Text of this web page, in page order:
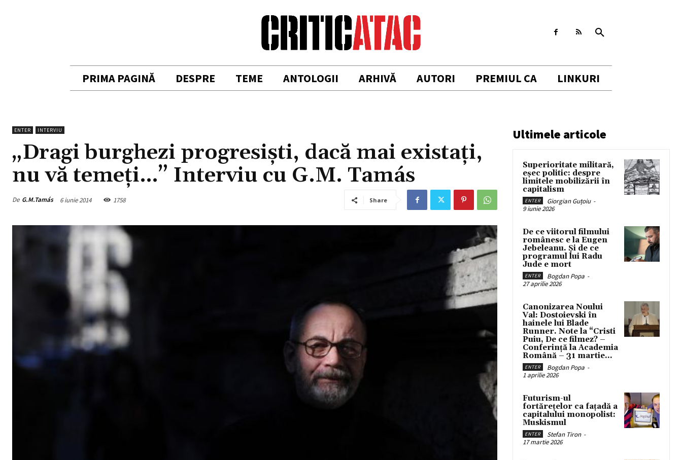
PRIMA PAGINĂ DESPRE TEME ANTOLOGII ARHIVĂ AUTORI PREMIUL CA LINKURI
ENTER INTERVIU
„Dragi burghezi progresiști, dacă mai existați,
nu vă temeți…” Interviu cu G.M. Tamás
De G.M.Tamás 6 iunie 2014 1758 Share
Ultimele articole
Superioritate militară,
eșec politic: despre
limitele mobilizării în
capitalism
ENTER Giorgian Guțoiu -
9 iunie 2026
De ce viitorul filmului
românesc e la Eugen
Jebeleanu. Și de ce
programul lui Radu
Jude e mort
ENTER Bogdan Popa -
27 aprilie 2026
Canonizarea Noului
Val: Dostoievski în
hainele lui Blade
Runner. Note la “Cristi
Puiu, De ce filmez? –
Conferință la Academia
Română – 31 martie...
ENTER Bogdan Popa -
1 aprilie 2026
Futurism-ul
fortărețelor ca fațadă a
capitalului monopolist:
Muskismul
ENTER Stefan Tiron -
17 martie 2026